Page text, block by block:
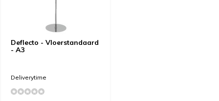
Deflecto - Vloerstandaard
- A3
Deliverytime